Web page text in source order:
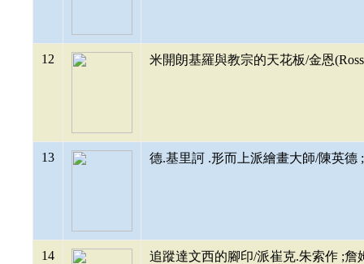
12 米開朗基羅與教宗的天花板/金恩
13 德.基里訶 .形而上派繪畫大師/陳英德
14
追蹤達文西的腳印/派崔克.朱索作 ;